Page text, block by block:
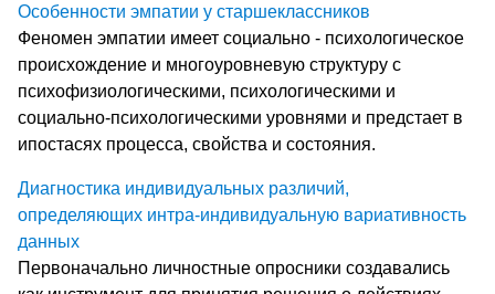
Особенности эмпатии у старшеклассников
Феномен эмпатии имеет социально - психологическое
происхождение и многоуровневую структуру с
психофизиологическими, психологическими и
социально-психологическими уровнями и предстает в
ипостасях процесса, свойства и состояния.
Диагностика индивидуальных различий,
определяющих интра-индивидуальную вариативность
данных
Первоначально личностные опросники создавались